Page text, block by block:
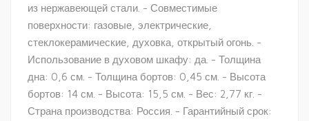
из нержавеющей стали. - Совместимые
поверхности: газовые, электрические,
стеклокерамические, духовка, открытый огонь. -
Использование в духовом шкафу: да. - Толщина
дна: 0,6 см. - Толщина бортов: 0,45 см. - Высота
бортов: 14 см. - Высота: 15,5 см. - Вес: 2,77 кг. -
Страна производства: Россия. - Гарантийный срок: